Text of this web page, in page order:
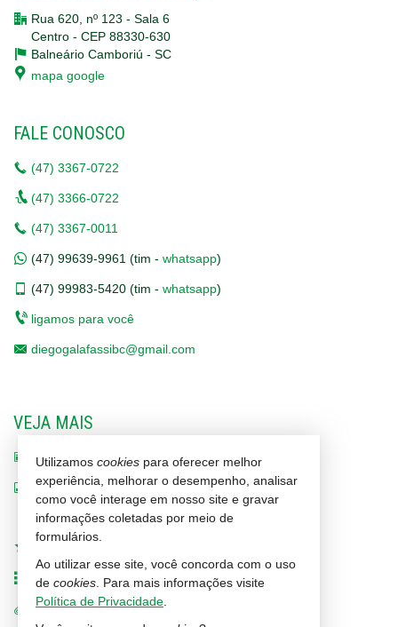
Rua 620, nº 123 - Sala 6
Centro - CEP 88330-630
Balneário Camboriú - SC
mapa google
FALE CONOSCO
(47) 3367-0722
(47) 3366-0722
(47) 3367-0011
(47) 99639-9961 (tim - whatsapp)
(47) 99983-5420 (tim - whatsapp)
ligamos para você
diegogalafassibc@gmail.com
VEJA MAIS
receba nosso newsletter
indicadores financeiros
cadastre seu imóvel
mapa de imóveis
trabalhe conosco
Utilizamos cookies para oferecer melhor
experiência, melhorar o desempenho, analisar
como você interage em nosso site e gravar
informações coletadas por meio de
formulários.
Ao utilizar esse site, você concorda com o uso
de cookies . Para mais informações visite
Política de Privacidade